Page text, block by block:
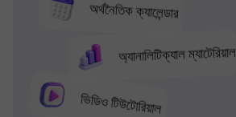
অর্থনৈতিক ক্যালেন্ডার
অ্যানালিটিক্যাল ম্যাটেরিয়াল
ভিডিও টিউটোরিয়াল